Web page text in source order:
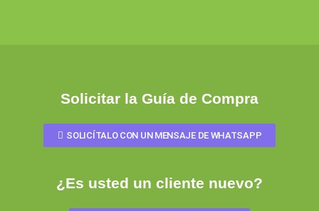
Solicitar la Guía de Compra
SOLICÍTALO CON UN MENSAJE DE WHATSAPP
¿Es usted un cliente nuevo?